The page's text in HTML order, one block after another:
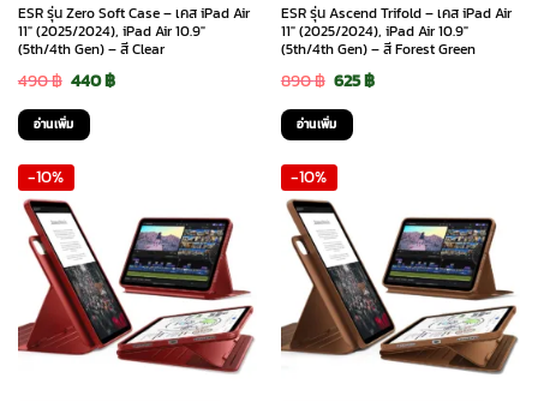
ESR รุ่น Zero Soft Case – เคส iPad Air
11″ (2025/2024), iPad Air 10.9″
(5th/4th Gen) – สี Clear
490฿ Original
price
was:
440฿Current
อ่านเพิ่ม
ESR รุ่น Ascend Trifold – เคส iPad Air
11″ (2025/2024), iPad Air 10.9″
(5th/4th Gen) – สี Forest Green
890฿ Original
price
was:
625฿Current
อ่านเพิ่ม
-10% -10%